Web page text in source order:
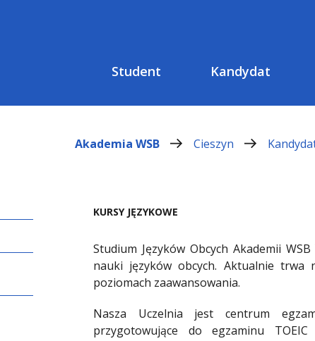
Student Kandydat
Akademia WSB Cieszyn
KURSY JĘZYKOWE
Studium Języków Obcych Akademii
nauki języków obcych. Aktualnie
poziomach zaawansowania.
Nasza Uczelnia jest centrum
przygotowujące do egzaminu TOEIC